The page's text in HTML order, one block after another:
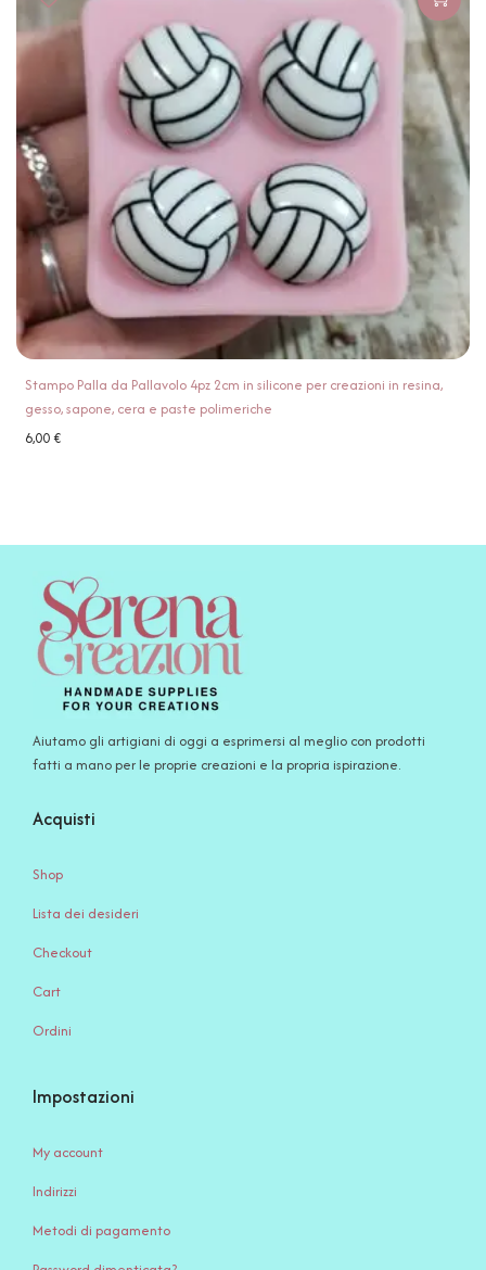
Stampo Palla da Pallavolo 4pz 2cm in silicone per creazioni in resina,
gesso, sapone, cera e paste polimeriche
6,00€
Aiutamo gli artigiani di oggi a esprimersi al meglio con prodotti
fatti a mano per le proprie creazioni e la propria ispirazione.
Acquisti
Shop
Lista dei desideri
Checkout
Cart
Ordini
Impostazioni
My account
Indirizzi
Metodi di pagamento